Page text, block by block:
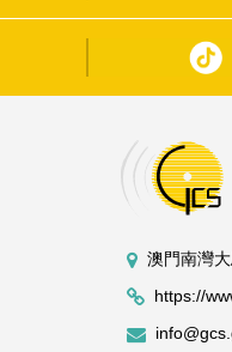
澳門南灣
https://